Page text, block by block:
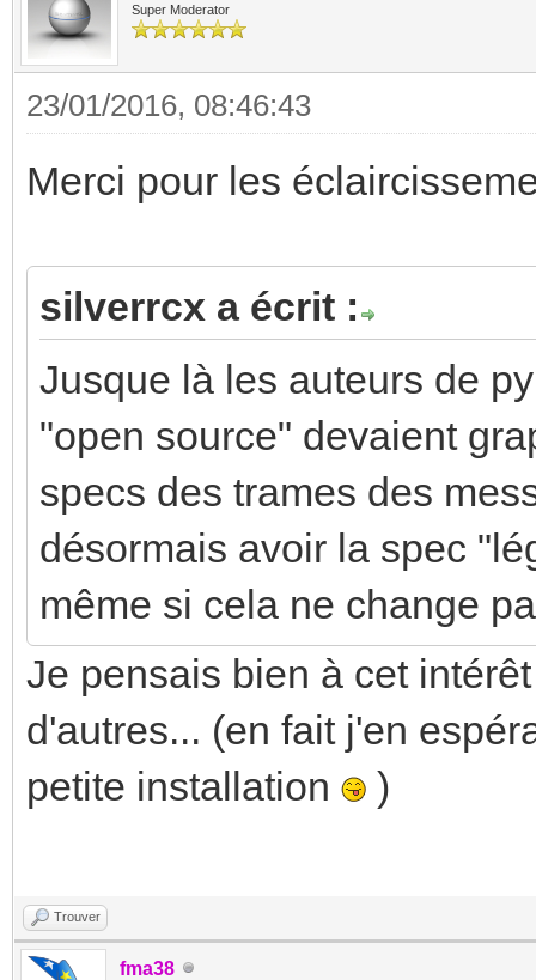
Super Moderator
23/01/2016, 08:46:43
Merci pour les
silverrcx a écrit :
Jusque là les auteurs de
"open source" devaient
specs des trames des
désormais avoir la spec
même si cela ne change
Je pensais bien à cet
d'autres... (en fait j'en
petite installation
)
Trouver
fma38